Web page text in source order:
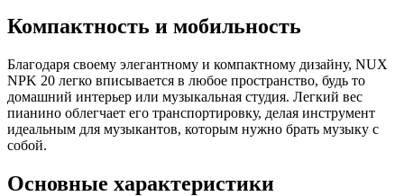
Компактность и мобильность
Благодаря своему элегантному и компактному дизайну, NUX
NPK 20 легко вписывается в любое пространство, будь то
домашний интерьер или музыкальная студия. Легкий вес
пианино облегчает его транспортировку, делая инструмент
идеальным для музыкантов, которым нужно брать музыку с
собой.
Основные характеристики